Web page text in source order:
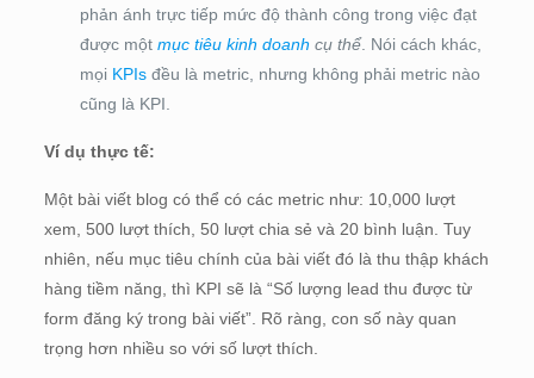
phản ánh trực tiếp mức độ thành công trong việc đạt
được một mục tiêu kinh doanh cụ thể. Nói cách khác,
mọi KPIsđều là metric, nhưng không phải metric nào
cũng là KPI.
Ví dụ thực tế:
Một bài viết blog có thể có các metric như: 10,000 lượt
xem, 500 lượt thích, 50 lượt chia sẻ và 20 bình luận. Tuy
nhiên, nếu mục tiêu chính của bài viết đó là thu thập khách
hàng tiềm năng, thì KPI sẽ là “Số lượng lead thu được từ
form đăng ký trong bài viết”. Rõ ràng, con số này quan
trọng hơn nhiều so với số lượt thích.